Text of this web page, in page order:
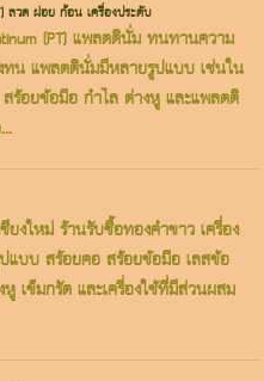
ลวด ฝอย ก้อน เครื่องประดับ
(PT) แพลตตินั่ม ทนทานความ
ทน แพลตตินั่มมีหลายรูปแบบ เช่นใน
ร้อยข้อมือ กำไล ต่างหู และแพลตติ
ยงใหม่ ร้านรับซื้อทองคำขาว เครื่อง
แบบ สร้อยคอ สร้อยข้อมือ เลสข้อ
เข็มกรัด และเครื่องใช้ที่มีส่วนผสม